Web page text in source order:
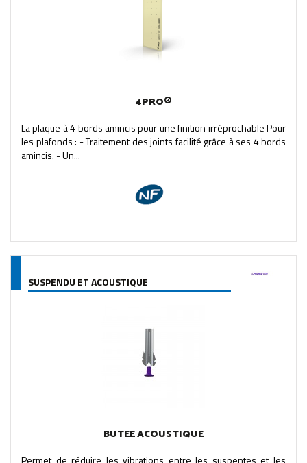
4PRO®
La plaque à 4 bords amincis pour une finition irréprochable Pour
les plafonds : - Traitement des joints facilité grâce à ses 4 bords
amincis. - Un...
SUSPENDU ET ACOUSTIQUE
BUTEE ACOUSTIQUE
Permet de réduire les vibrations entre les suspentes et les